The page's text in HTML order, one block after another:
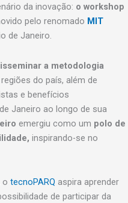
da inovação: o workshop
pelo renomado MIT
de Janeiro.
a metodologia
do país, além de
e benefícios
Janeiro ao longo de sua
emergiu como um polo de
inspirando-se no
o tecnoPARQ aspira aprender
de participar da